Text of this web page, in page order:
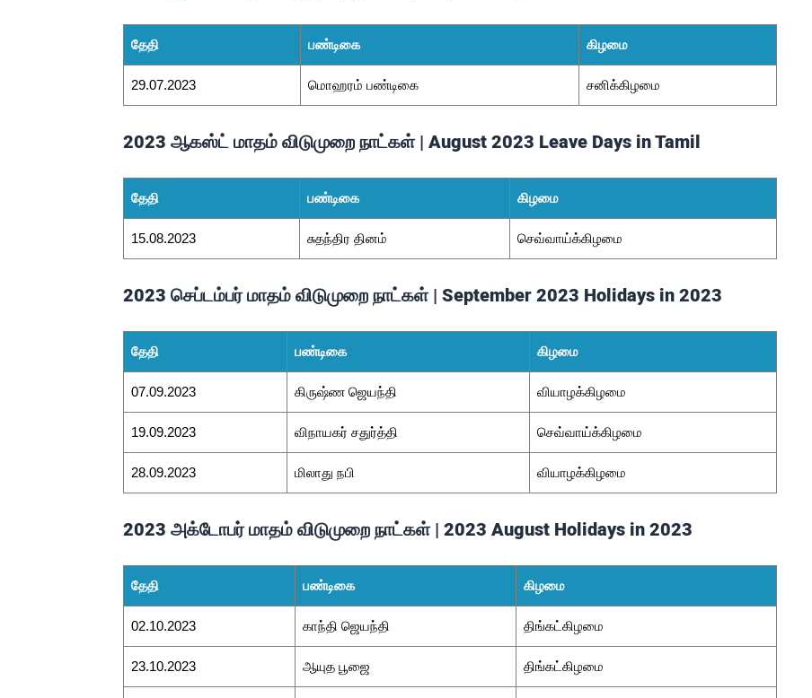
தேதி பண்டிகை கிழமை
29.07.2023 மொஹரம் பண்டிகை சனிக்கிழமை
2023 ஆகஸ்ட் மாதம் விடுமுறை நாட்கள் | August 2023 Leave Days in Tamil
தேதி பண்டிகை கிழமை
15.08.2023 சுதந்திர தினம் செவ்வாய்க்கிழமை
2023 செப்டம்பர் மாதம் விடுமுறை நாட்கள் | September 2023 Holidays in 2023
தேதி பண்டிகை கிழமை
07.09.2023 கிருஷ்ண ஜெயந்தி வியாழக்கிழமை
19.09.2023 விநாயகர் சதுர்த்தி செவ்வாய்க்கிழமை
28.09.2023 மிலாது நபி வியாழக்கிழமை
2023 அக்டோபர் மாதம் விடுமுறை நாட்கள் | 2023 August Holidays in 2023
தேதி பண்டிகை கிழமை
02.10.2023 காந்தி ஜெயந்தி திங்கட்கிழமை
23.10.2023 ஆயுத பூஜை திங்கட்கிழமை